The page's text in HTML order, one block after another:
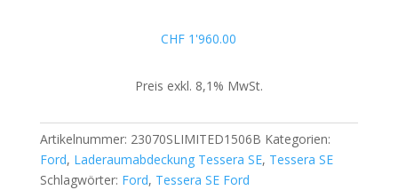
D/C
&
&
2020+
Menge
CHF 1'960.00
Preis exkl. 8,1% MwSt.
Artikelnummer: 23070SLIMITED1506B Kategorien:
Ford, Laderaumabdeckung Tessera SE, Tessera SE
Schlagwörter: Ford, Tessera SE Ford